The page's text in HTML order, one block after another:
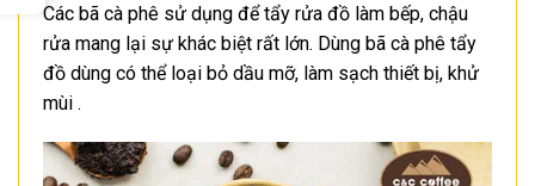
Các bã cà phê sử dụng để tẩy rửa đồ làm bếp, chậu
rửa mang lại sự khác biệt rất lớn. Dùng bã cà phê tẩy
đồ dùng có thể loại bỏ dầu mỡ, làm sạch thiết bị, khử
mùi .